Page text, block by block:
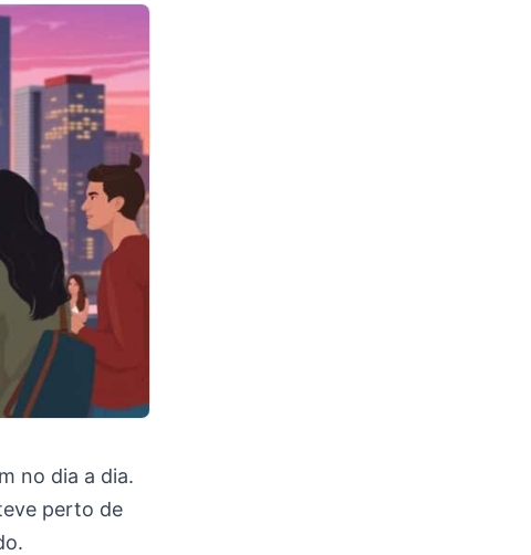
no dia a dia.
perto de